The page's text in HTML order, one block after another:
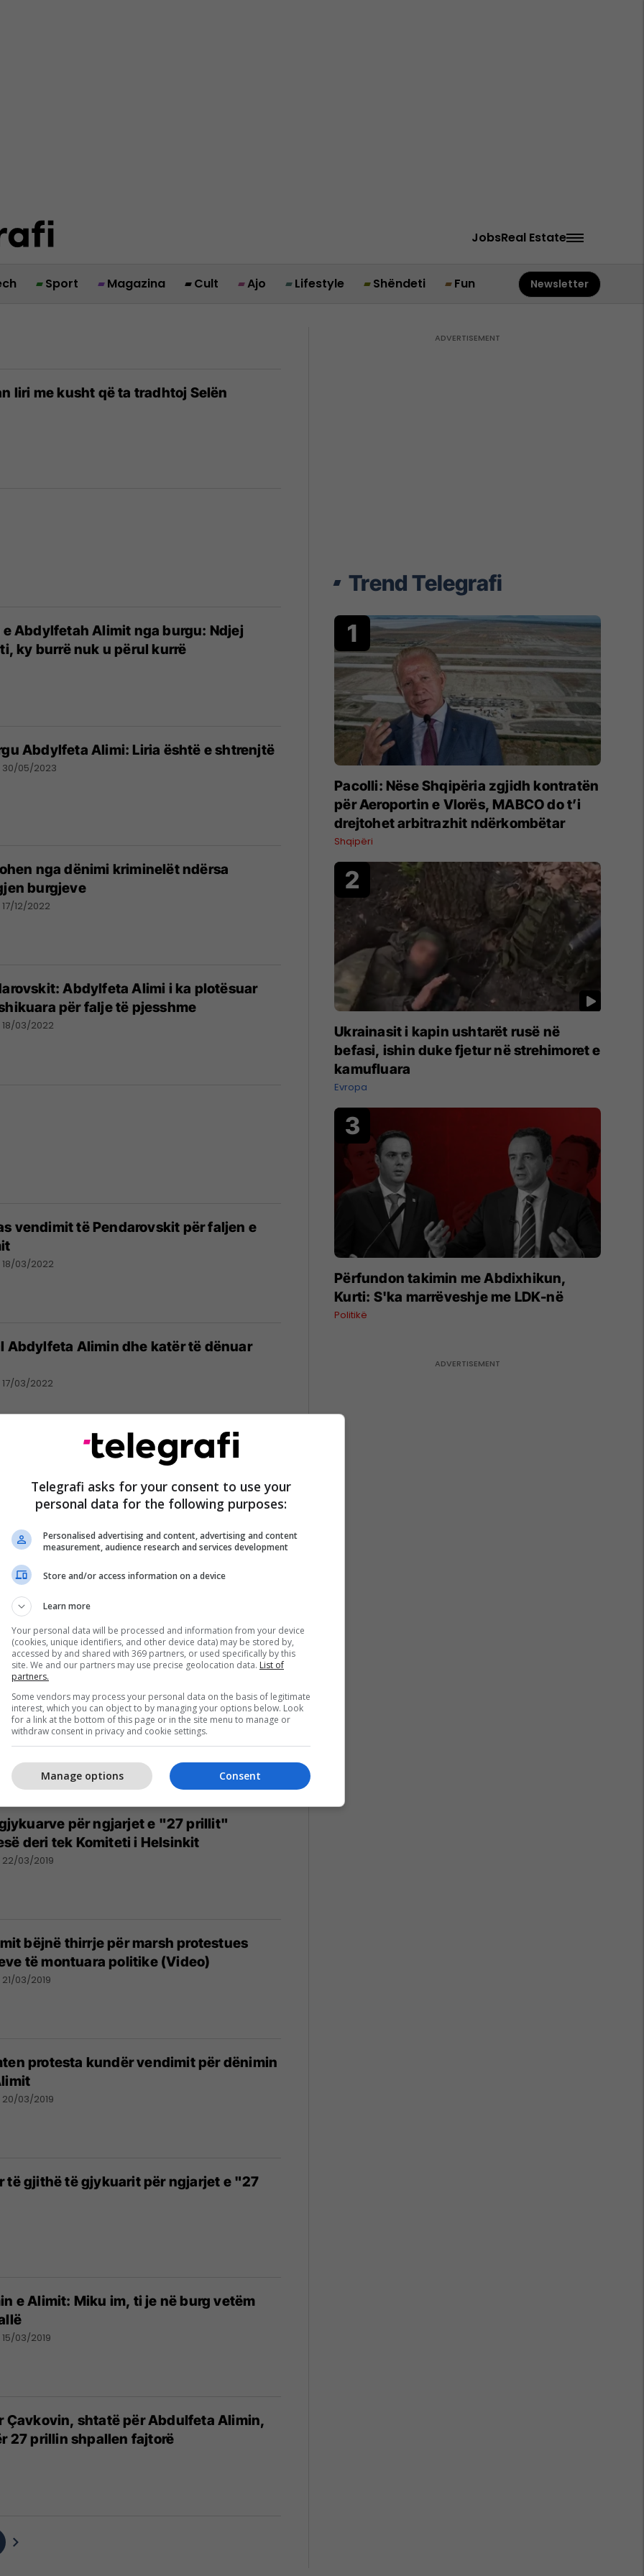
JobsReal Estate
Sport Magazina Cult Ajo Lifestyle Shëndeti Fun Newsletter
liri me kusht që ta tradhtoj Selën
e Abdylfetah Alimit nga burgu: Ndjej
ky burrë nuk u përul kurrë
Abdylfeta Alimi: Liria është e shtrenjtë
30/05/2023
nga dënimi kriminelët ndërsa
burgjeve
17/12/2022
Abdylfeta Alimi i ka plotësuar
për falje të pjesshme
18/03/2022
vendimit të Pendarovskit për faljen e
18/03/2022
Abdylfeta Alimin dhe katër të dënuar
17/03/2022
ulë dënimet për Abdylfeta Alimin dhe
kundër dënimit me burg për
(Video)
për ngjarjet e "27 prillit"
deri tek Komiteti i Helsinkit
22/03/2019
bëjnë thirrje për marsh protestues
të montuara politike (Video)
21/03/2019
protesta kundër vendimit për dënimin
20/03/2019
të gjithë të gjykuarit për ngjarjet e "27
e Alimit: Miku im, ti je në burg vetëm
15/03/2019
Çavkovin, shtatë për Abdulfeta Alimin,
27 prillin shpallen fajtorë
Trend Telegrafi
Pacolli: Nëse Shqipëria zgjidh kontratën
për Aeroportin e Vlorës, MABCO do t’i
drejtohet arbitrazhit ndërkombëtar
Shqipëri
Ukrainasit i kapin ushtarët rusë në
befasi, ishin duke fjetur në strehimoret e
kamufluara
Evropa
Përfundon takimin me Abdixhikun,
Kurti: S'ka marrëveshje me LDK-në
Politikë
Telegrafi asks for your consent to use your
personal data for the following purposes:
Personalised advertising and content, advertising and content
measurement, audience research and services development
Store and/or access information on a device
Learn more
Your personal data will be processed and information from your device
(cookies, unique identifiers, and other device data) may be stored by,
accessed by and shared with 369 partners, or used specifically by this
site. We and our partners may use precise geolocation data. List of
partners.
Some vendors may process your personal data on the basis of legitimate
interest, which you can object to by managing your options below. Look
for a link at the bottom of this page or in the site menu to manage or
withdraw consent in privacy and cookie settings.
Consent
Manage options